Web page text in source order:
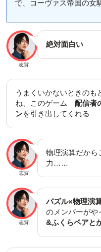
で、コーヴァス帝国の女
志賀
絶対面白い
うまくいかないときのも
ね、このゲーム 配信者
ンを引き出してくれる
志賀
物理演算だから
力……
志賀
パズル×物理演
のメンバーがや
&ふくらペアと